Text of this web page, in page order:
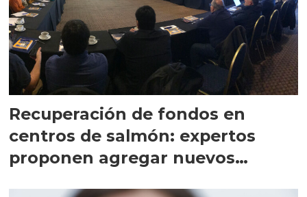
Recuperación de fondos en
centros de salmón: expertos
proponen agregar nuevos